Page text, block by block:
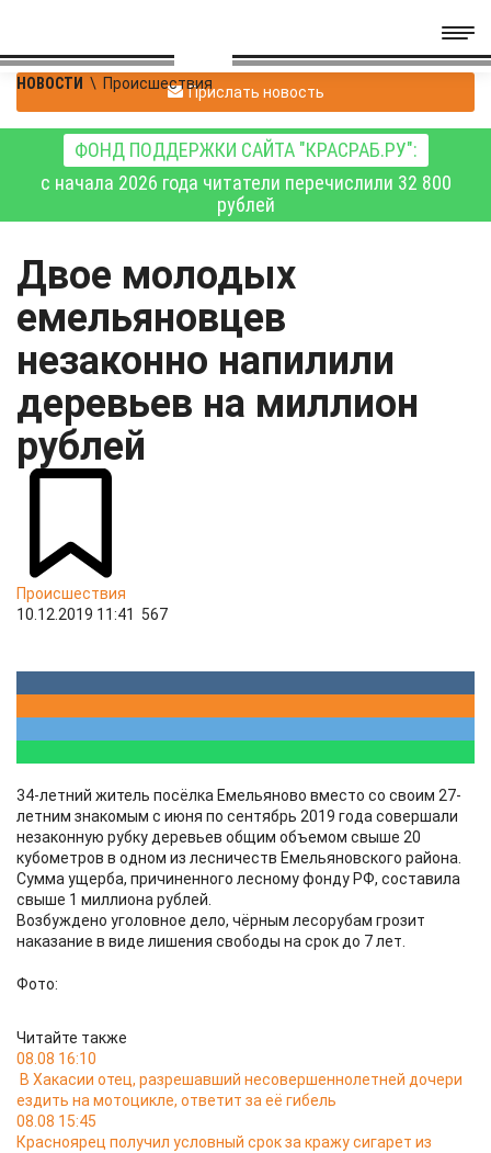
НОВОСТИ \ ПроисшествияПрислать новость
ФОНД ПОДДЕРЖКИ САЙТА "КРАСРАБ.РУ":
с начала 2026 года читатели перечислили 32 800
рублей
Двое молодых
емельяновцев
незаконно напилили
деревьев на миллион
рублей
Происшествия
10.12.2019 11:41
567
34-летний житель посёлка Емельяново вместо со своим 27-
летним знакомым с июня по сентябрь 2019 года совершали
незаконную рубку деревьев общим объемом свыше 20
кубометров в одном из лесничеств Емельяновского района.
Сумма ущерба, причиненного лесному фонду РФ, составила
свыше 1 миллиона рублей.
Возбуждено уголовное дело, чёрным лесорубам грозит
наказание в виде лишения свободы на срок до 7 лет.
Фото:
Читайте также
08.08 16:10
В Хакасии отец, разрешавший несовершеннолетней дочери
ездить на мотоцикле, ответит за её гибель
08.08 15:45
Красноярец получил условный срок за кражу сигарет из